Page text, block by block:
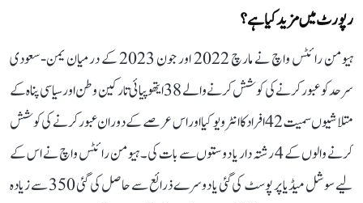
رپورٹ میں مزید کیا ہے؟
ہیومن رائٹس واچ نے مارچ 2022 اور جون 2023 کے درمیان یمن-سعودی
سرحد کو عبور کرنے کی کوشش کرنے والے 38 ایتھوپیائی تارکین وطن اور سیاسی پناہ کے
متلاشیوں سمیت 42 افراد کا انٹرویو کیا اور اس عرصے کے دوران عبور کرنے کی کوشش
کرنے والوں کے 4 رشتہ دار یا دوستوں سے بات کی۔ ہیومن رائٹس واچ نے اس کے
لیے سوشل میڈیا پر پوسٹ کی گئی یا دوسرے ذرائع سے حاصل کی گئی 350 سے زیادہ